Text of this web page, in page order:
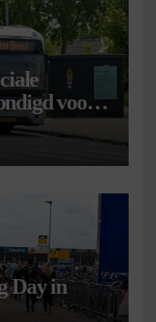
voor 9
Day in